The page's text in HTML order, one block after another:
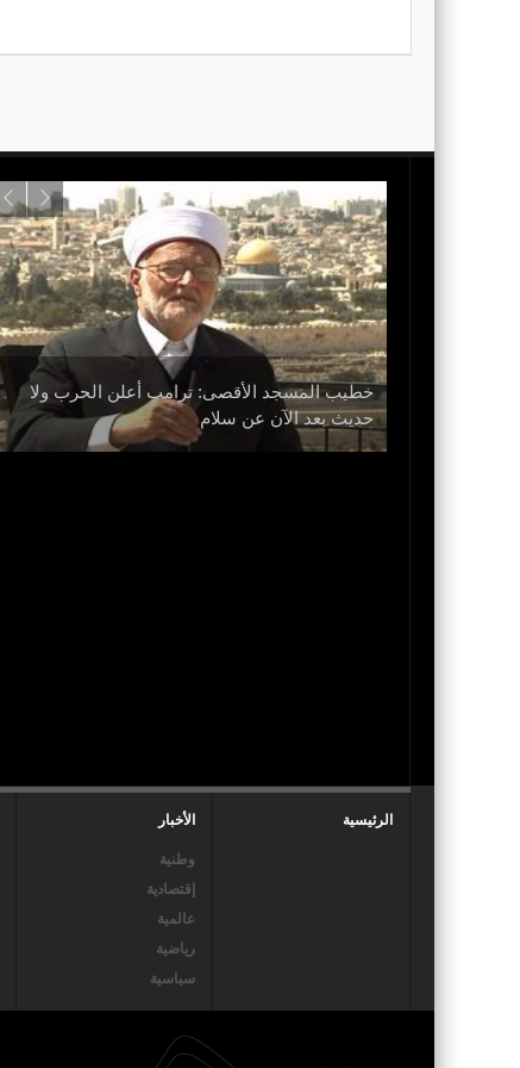
خطيب المسجد الأقصى: ترامب أعلن الحرب ولا
حديث بعد الآن عن سلام
الرئيسية الأخبار
وطنية
إقتصادية
عالمية
رياضية
سياسية